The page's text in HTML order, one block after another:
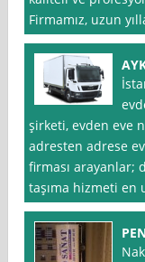
Firmamız, uzun
şirketi, evden eve
adresten adrese
firması arayanlar;
taşıma hizmeti en